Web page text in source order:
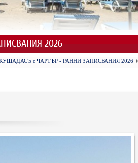
2026
КУШАДАСЪ с ЧАРТЪР - РАННИ ЗАПИСВАНИЯ 2026